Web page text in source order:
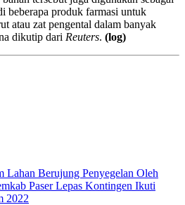
beberapa produk farmasi untuk
atau zat pengental dalam banyak
dikutip dari Reuters. (log)
Lahan Berujung Penyegelan Oleh
Paser Lepas Kontingen Ikuti
2022